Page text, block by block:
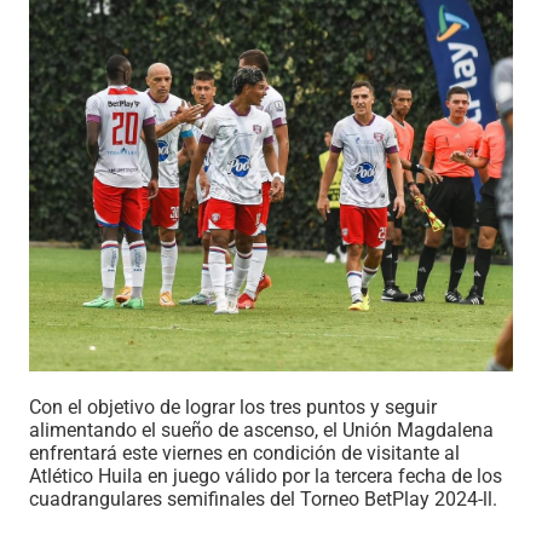
Con el objetivo de lograr los tres puntos y seguir
alimentando el sueño de ascenso, el Unión Magdalena
enfrentará este viernes en condición de visitante al
Atlético Huila en juego válido por la tercera fecha de los
cuadrangulares semifinales del Torneo BetPlay 2024-ll.